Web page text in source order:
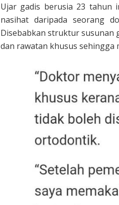
Ujar gadis berusia 23 tahun
nasihat daripada seorang
Disebabkan struktur susunan
dan rawatan khusus sehingga